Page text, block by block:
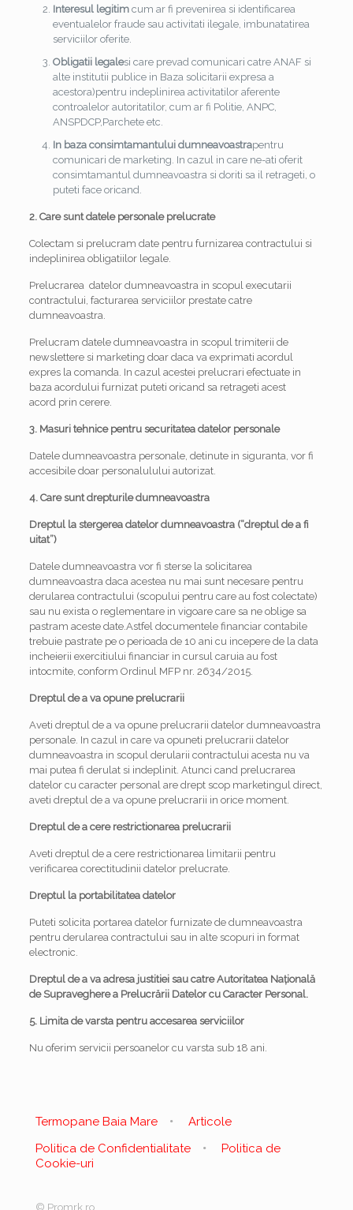
Interesul legitim cum ar fi prevenirea si identificarea
eventualelor fraude sau activitati ilegale, imbunatatirea
serviciilor oferite.
Obligatii legalesi care prevad comunicari catre ANAF si
alte institutii publice in Baza solicitarii expresa a
acestora)pentru indeplinirea activitatilor aferente
controalelor autoritatilor, cum ar fi Politie, ANPC,
ANSPDCP,Parchete etc.
In baza consimtamantului dumneavoastrapentru
comunicari de marketing. In cazul in care ne-ati oferit
consimtamantul dumneavoastra si doriti sa il retrageti, o
puteti face oricand.
2. Care sunt datele personale prelucrate
Colectam si prelucram date pentru furnizarea contractului si
indeplinirea obligatiilor legale.
Prelucrarea datelor dumneavoastra in scopul executarii
contractului, facturarea serviciilor prestate catre
dumneavoastra.
Prelucram datele dumneavoastra in scopul trimiterii de
newslettere si marketing doar daca va exprimati acordul
expres la comanda. In cazul acestei prelucrari efectuate in
baza acordului furnizat puteti oricand sa retrageti acest
acord prin cerere.
3. Masuri tehnice pentru securitatea datelor personale
Datele dumneavoastra personale, detinute in siguranta, vor fi
accesibile doar personalulului autorizat.
4. Care sunt drepturile dumneavoastra
Dreptul la stergerea datelor dumneavoastra (“dreptul de a fi
uitat”)
Datele dumneavoastra vor fi sterse la solicitarea
dumneavoastra daca acestea nu mai sunt necesare pentru
derularea contractului (scopului pentru care au fost colectate)
sau nu exista o reglementare in vigoare care sa ne oblige sa
pastram aceste date.Astfel documentele financiar contabile
trebuie pastrate pe o perioada de 10 ani cu incepere de la data
incheierii exercitiului financiar in cursul caruia au fost
intocmite, conform Ordinul MFP nr. 2634/2015.
Dreptul de a va opune prelucrarii
Aveti dreptul de a va opune prelucrarii datelor dumneavoastra
personale. In cazul in care va opuneti prelucrarii datelor
dumneavoastra in scopul derularii contractului acesta nu va
mai putea fi derulat si indeplinit. Atunci cand prelucrarea
datelor cu caracter personal are drept scop marketingul direct,
aveti dreptul de a va opune prelucrarii in orice moment.
Dreptul de a cere restrictionarea prelucrarii
Aveti dreptul de a cere restrictionarea limitarii pentru
verificarea corectitudinii datelor prelucrate.
Dreptul la portabilitatea datelor
Puteti solicita portarea datelor furnizate de dumneavoastra
pentru derularea contractului sau in alte scopuri in format
electronic.
Dreptul de a va adresa justitiei sau catre Autoritatea Naţională
de Supraveghere a Prelucrării Datelor cu Caracter Personal.
5. Limita de varsta pentru accesarea serviciilor
Nu oferim servicii persoanelor cu varsta sub 18 ani.
Termopane Baia Mare
Articole
Politica de Confidentialitate
Politica de
Cookie-uri
© Promrk.ro